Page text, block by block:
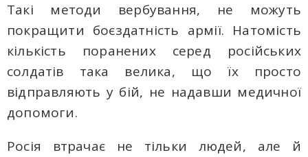
Такі методи вербування, не можуть
покращити боєздатність армії. Натомість
кількість поранених серед російських
солдатів така велика, що їх просто
відправляють у бій, не надавши медичної
допомоги.
Росія втрачає не тільки людей, але й